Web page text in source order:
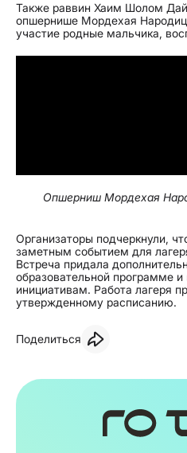
Также раввин Хаим Шолом
опшернише Мордехая
участие родные мальчика,
Опшерниш Мордехая
Организаторы подчеркнули,
заметным событием для
Встреча придала
образовательной программе и
инициативам. Работа лагеря
утвержденному расписанию.
Поделиться